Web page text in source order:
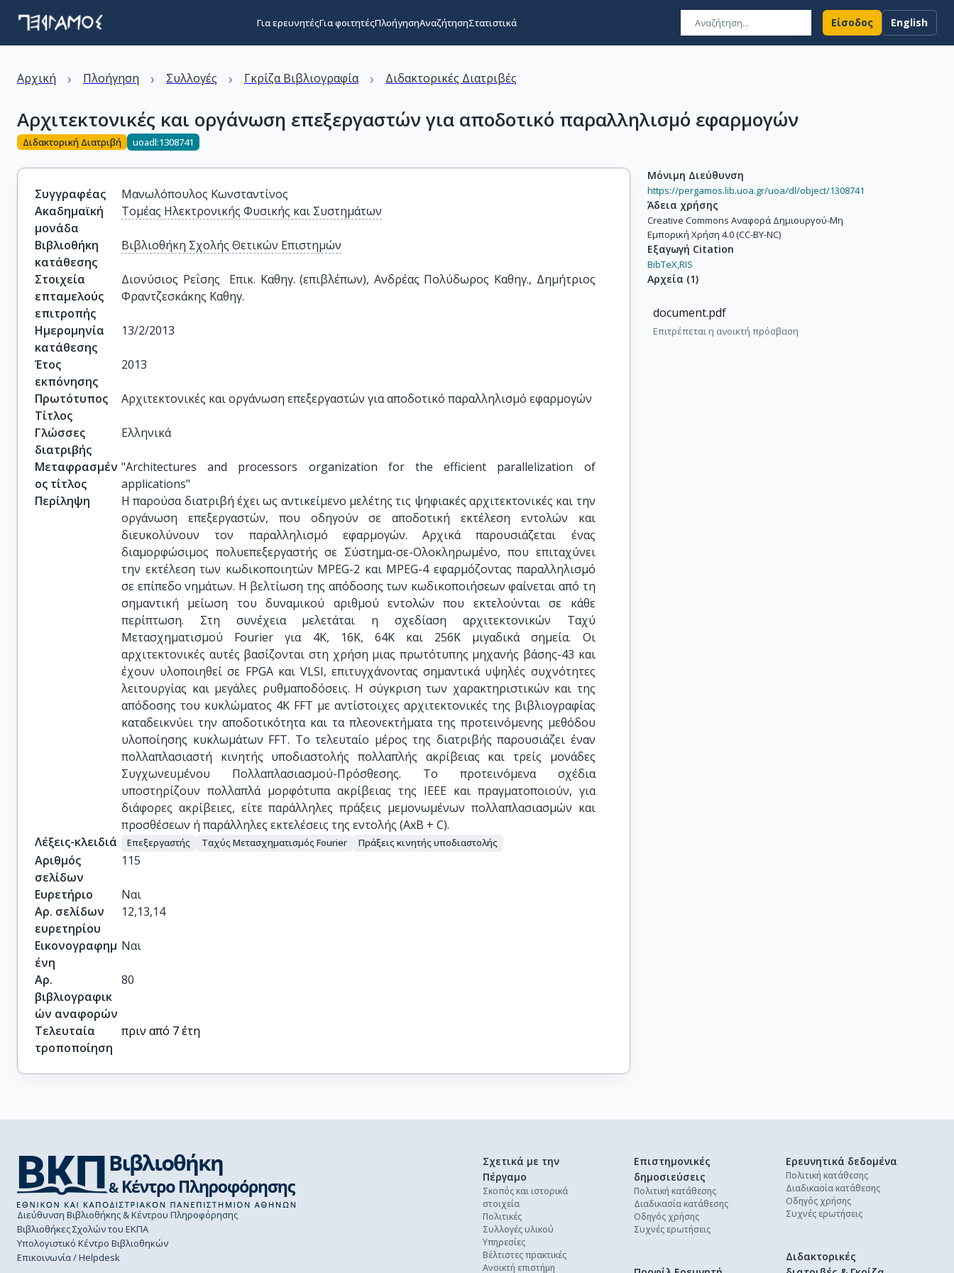
Για ερευνητέςΓια φοιτητέςΠλοήγησηΑναζήτησηΣτατιστικά Είσοδος English
Αρχική › Πλοήγηση › Συλλογές › Γκρίζα Βιβλιογραφία › Διδακτορικές Διατριβές
Αρχιτεκτονικές και οργάνωση επεξεργαστών για αποδοτικό παραλληλισμό εφαρμογών
Διδακτορική Διατριβή uoadl:1308741
Συγγραφέας
Μανωλόπουλος Κωνσταντίνος
Ακαδημαϊκή
μονάδα
Τομέας Ηλεκτρονικής Φυσικής και Συστημάτων
Βιβλιοθήκη
κατάθεσης
Βιβλιοθήκη Σχολής Θετικών Επιστημών
Στοιχεία
επταμελούς
επιτροπής
Διονύσιος Ρεΐσης  Επικ. Καθηγ. (επιβλέπων), Ανδρέας Πολύδωρος Καθηγ., Δημήτριος
Φραντζεσκάκης Καθηγ.
Ημερομηνία
κατάθεσης
13/2/2013
Έτος
εκπόνησης
2013
Πρωτότυπος
Τίτλος
Αρχιτεκτονικές και οργάνωση επεξεργαστών για αποδοτικό παραλληλισμό εφαρμογών
Γλώσσες
διατριβής
Ελληνικά
Μεταφρασμέν
ος τίτλος
"Architectures and processors organization for the efficient parallelization of
applications"
Περίληψη
Η παρούσα διατριβή έχει ως αντικείμενο μελέτης τις ψηφιακές αρχιτεκτονικές και την
οργάνωση επεξεργαστών, που οδηγούν σε αποδοτική εκτέλεση εντολών και
διευκολύνουν τον παραλληλισμό εφαρμογών. Αρχικά παρουσιάζεται ένας
διαμορφώσιμος πολυεπεξεργαστής σε Σύστημα-σε-Ολοκληρωμένο, που επιταχύνει
την εκτέλεση των κωδικοποιητών MPEG-2 και MPEG-4 εφαρμόζοντας παραλληλισμό
σε επίπεδο νημάτων. Η βελτίωση της απόδοσης των κωδικοποιήσεων φαίνεται από τη
σημαντική μείωση του δυναμικού αριθμού εντολών που εκτελούνται σε κάθε
περίπτωση. Στη συνέχεια μελετάται η σχεδίαση αρχιτεκτονικών Ταχύ
Μετασχηματισμού Fourier για 4Κ, 16Κ, 64Κ και 256Κ μιγαδικά σημεία. Οι
αρχιτεκτονικές αυτές βασίζονται στη χρήση μιας πρωτότυπης μηχανής βάσης-43 και
έχουν υλοποιηθεί σε FPGA και VLSI, επιτυγχάνοντας σημαντικά υψηλές συχνότητες
λειτουργίας και μεγάλες ρυθμαποδόσεις. Η σύγκριση των χαρακτηριστικών και της
απόδοσης του κυκλώματος 4Κ FFT με αντίστοιχες αρχιτεκτονικές της βιβλιογραφίας
καταδεικνύει την αποδοτικότητα και τα πλεονεκτήματα της προτεινόμενης μεθόδου
υλοποίησης κυκλωμάτων FFT. Το τελευταίο μέρος της διατριβής παρουσιάζει έναν
πολλαπλασιαστή κινητής υποδιαστολής πολλαπλής ακρίβειας και τρείς μονάδες
Συγχωνευμένου Πολλαπλασιασμού-Πρόσθεσης. Το προτεινόμενα σχέδια
υποστηρίζουν πολλαπλά μορφότυπα ακρίβειας της ΙΕΕΕ και πραγματοποιούν, για
διάφορες ακρίβειες, είτε παράλληλες πράξεις μεμονωμένων πολλαπλασιασμών και
προσθέσεων ή παράλληλες εκτελέσεις της εντολής (AxB + C).
Λέξεις-κλειδιά
Eπεξεργαστής Ταχύς Μετασχηματισμός Fourier Πράξεις κινητής υποδιαστολής
Αριθμός
σελίδων
115
Ευρετήριο
Ναι
Αρ. σελίδων
ευρετηρίου
12,13,14
Εικονογραφημ
ένη
Ναι
Αρ.
βιβλιογραφικ
ών αναφορών
80
Τελευταία
τροποποίηση
πριν από 7 έτη
Μόνιμη Διεύθυνση
https://pergamos.lib.uoa.gr/uoa/dl/object/1308741
Άδεια χρήσης
Creative Commons Αναφορά Δημιουργού-Μη
Εμπορική Χρήση 4.0 (CC-BY-NC)
Εξαγωγή Citation
BibTeX,RIS
Αρχεία (1)
document.pdf
Επιτρέπεται η ανοικτή πρόσβαση
Διεύθυνση Βιβλιοθήκης & Κέντρου Πληροφόρησης
Βιβλιοθήκες Σχολών του ΕΚΠΑ
Υπολογιστικό Κέντρο Βιβλιοθηκών
Επικοινωνία / Helpdesk
Σχετικά με την
Πέργαμο
Σκοπός και ιστορικά
στοιχεία
Πολιτικές
Συλλογές υλικού
Υπηρεσίες
Βέλτιστες πρακτικές
Ανοικτή επιστήμη
Επιστημονικές
δημοσιεύσεις
Πολιτική κατάθεσης
Διαδικασία κατάθεσης
Οδηγός χρήσης
Συχνές ερωτήσεις
Ερευνητικά δεδομένα
Πολιτική κατάθεσης
Διαδικασία κατάθεσης
Οδηγός χρήσης
Συχνές ερωτήσεις
Διδακτορικές